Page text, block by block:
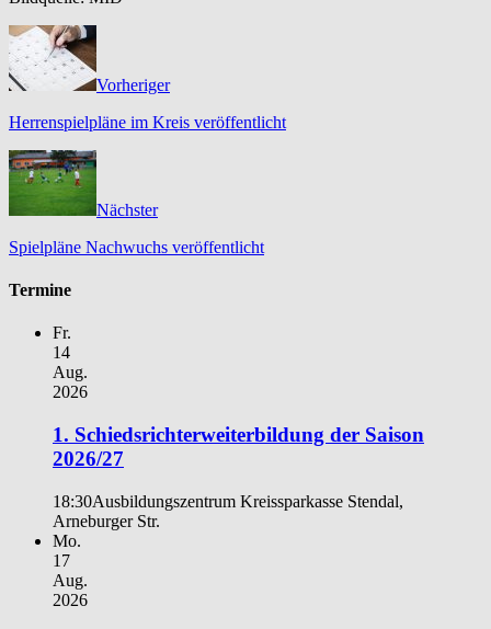
Vorheriger
Herrenspielpläne im Kreis veröffentlicht
Nächster
Spielpläne Nachwuchs veröffentlicht
Termine
Fr.
14
Aug.
2026
1. Schiedsrichterweiterbildung der Saison
2026/27
18:30Ausbildungszentrum Kreissparkasse Stendal,
Arneburger Str.
Mo.
17
Aug.
2026